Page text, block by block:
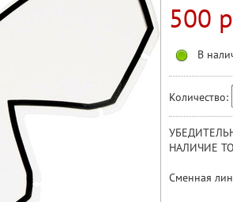
500
В
Количество:
НАЛИЧИЕ
Сменная